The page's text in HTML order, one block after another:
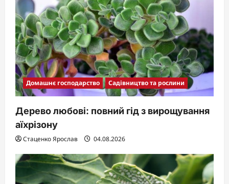
Домашнє господарство Садівництво та рослини
Дерево любові: повний гід з вирощування
аїхрізону
Стаценко Ярослав 04.08.2026